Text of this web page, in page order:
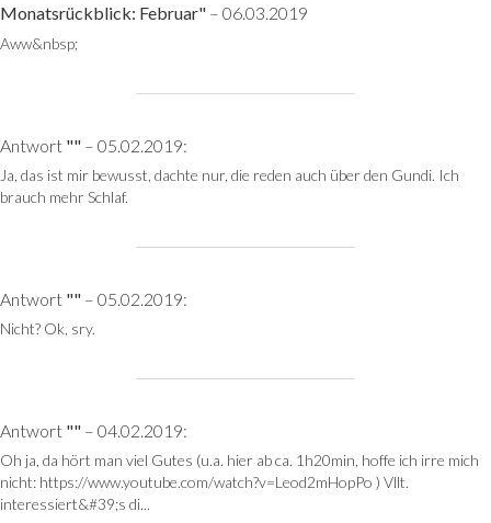
Monatsrückblick: Februar" – 06.03.2019
Aww&nbsp;
Antwort "" – 05.02.2019:
Ja, das ist mir bewusst, dachte nur, die reden auch über den Gundi. Ich
brauch mehr Schlaf.
Antwort "" – 05.02.2019:
Nicht? Ok, sry.
Antwort "" – 04.02.2019:
Oh ja, da hört man viel Gutes (u.a. hier ab ca. 1h20min, hoffe ich irre mich
nicht: https://www.youtube.com/watch?v=Leod2mHopPo ) Vllt.
interessiert&#39;s di...